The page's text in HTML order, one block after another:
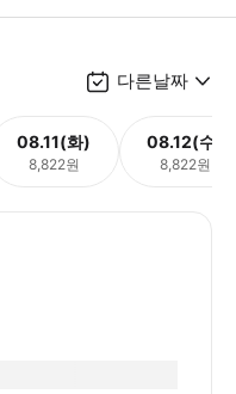
다른날짜
08.11(화)
8,822원
08.12(수)
8,822원